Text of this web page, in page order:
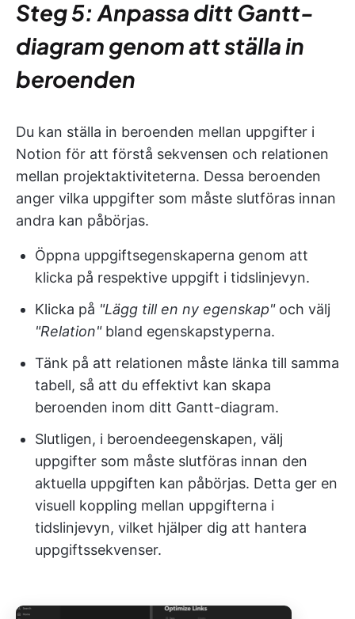
Steg 5: Anpassa ditt Gantt-
diagram genom att ställa in
beroenden
Du kan ställa in beroenden mellan uppgifter i
Notion för att förstå sekvensen och relationen
mellan projektaktiviteterna. Dessa beroenden
anger vilka uppgifter som måste slutföras innan
andra kan påbörjas.
Öppna uppgiftsegenskaperna genom att
klicka på respektive uppgift i tidslinjevyn.
Klicka på "Lägg till en ny egenskap" och välj
"Relation"bland egenskapstyperna.
Tänk på att relationen måste länka till samma
tabell, så att du effektivt kan skapa
beroenden inom ditt Gantt-diagram.
Slutligen, i beroendeegenskapen, välj
uppgifter som måste slutföras innan den
aktuella uppgiften kan påbörjas. Detta ger en
visuell koppling mellan uppgifterna i
tidslinjevyn, vilket hjälper dig att hantera
uppgiftssekvenser.